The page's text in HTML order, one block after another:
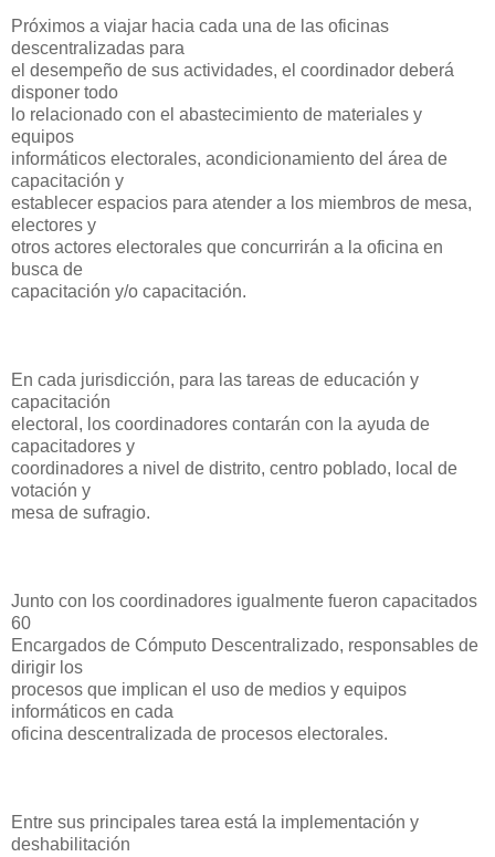
Próximos a viajar hacia cada una de las oficinas
descentralizadas para
el desempeño de sus actividades, el coordinador deberá
disponer todo
lo relacionado con el abastecimiento de materiales y
equipos
informáticos electorales, acondicionamiento del área de
capacitación y
establecer espacios para atender a los miembros de mesa,
electores y
otros actores electorales que concurrirán a la oficina en
busca de
capacitación y/o capacitación.
En cada jurisdicción, para las tareas de educación y
capacitación
electoral, los coordinadores contarán con la ayuda de
capacitadores y
coordinadores a nivel de distrito, centro poblado, local de
votación y
mesa de sufragio.
Junto con los coordinadores igualmente fueron capacitados
60
Encargados de Cómputo Descentralizado, responsables de
dirigir los
procesos que implican el uso de medios y equipos
informáticos en cada
oficina descentralizada de procesos electorales.
Entre sus principales tarea está la implementación y
deshabilitación